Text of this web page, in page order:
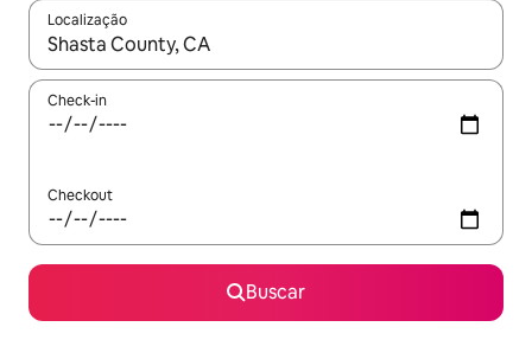
Localização
Quando os resultados estiverem disponíveis, explore-os
Check-in
Checkout
Buscar